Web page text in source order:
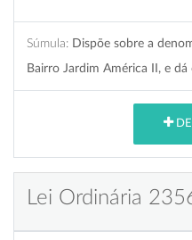
Súmula: Dispõe sobre a
Bairro Jardim América II, e
Lei Ordinária